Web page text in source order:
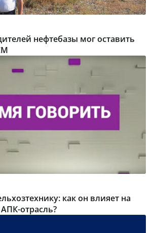
нефтебазы мог оставить
как он влияет на
отрасль?